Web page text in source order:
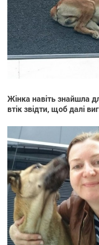
Жінка навіть знайшла
втік звідти, щоб далі